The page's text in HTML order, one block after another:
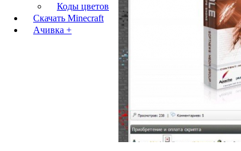
Коды цветов
Скачать Minecraft
Ачивка +